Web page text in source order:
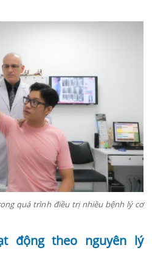
quá trình điều trị nhiều bệnh lý cơ
động theo nguyên lý